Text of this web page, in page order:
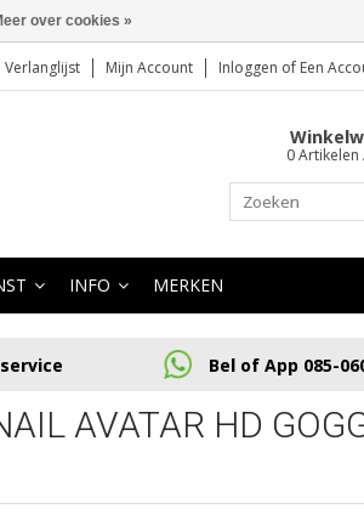
Verlanglijst Mijn Account Inloggen of Een
0 Artikelen
INFO MERKEN
Bel of App 085-
AVATAR HD
over cookies »